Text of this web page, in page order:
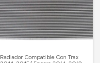
Radiador Compatible Con Trax